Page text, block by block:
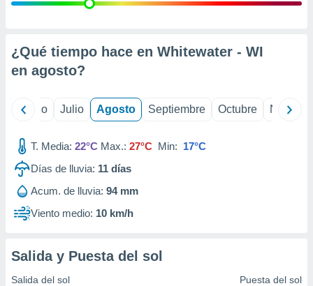
e
mediante
de
1199
¿Qué tiempo hace en Whitewater - WI
en agosto?
Junio Julio Agosto Septiembre Octubre
T. Media: 22°C Max.: 27°C Min: 17°C
Días de lluvia: 11 días
Acum. de lluvia: 94 mm
Viento medio: 10 km/h
Salida y Puesta del sol
Salida del sol Puesta del sol